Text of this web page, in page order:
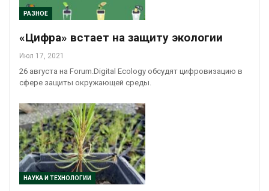
РАЗНОЕ
«Цифра» встает на защиту экологии
Июл 17, 2021
26 августа на Forum.Digital Ecology обсудят цифровизацию в
сфере защиты окружающей среды.
НАУКА И ТЕХНОЛОГИИ